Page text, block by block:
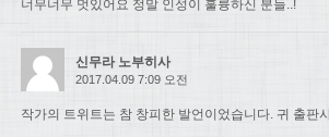
너무너무 멋있어요 정말 인성이 훌륭하신 분들..!
신무라 노부히사
2017.04.09 7:09 오전
작가의 트위트는 참 창피한 발언이었습니다. 귀 출